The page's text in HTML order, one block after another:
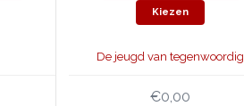
Kiezen
De jeugd van tegenwoordig
€0,00